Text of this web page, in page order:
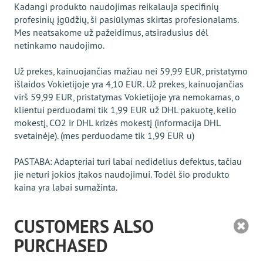
Kadangi produkto naudojimas reikalauja specifinių
profesinių įgūdžių, ši pasiūlymas skirtas profesionalams.
Mes neatsakome už pažeidimus, atsiradusius dėl
netinkamo naudojimo.
Už prekes, kainuojančias mažiau nei 59,99 EUR, pristatymo
išlaidos Vokietijoje yra 4,10 EUR. Už prekes, kainuojančias
virš 59,99 EUR, pristatymas Vokietijoje yra nemokamas, o
klientui perduodami tik 1,99 EUR už DHL pakuotę, kelio
mokestį, CO2 ir DHL krizės mokestį (informacija DHL
svetainėje). (mes perduodame tik 1,99 EUR u)
PASTABA: Adapteriai turi labai nedidelius defektus, tačiau
jie neturi jokios įtakos naudojimui. Todėl šio produkto
kaina yra labai sumažinta.
CUSTOMERS ALSO
PURCHASED